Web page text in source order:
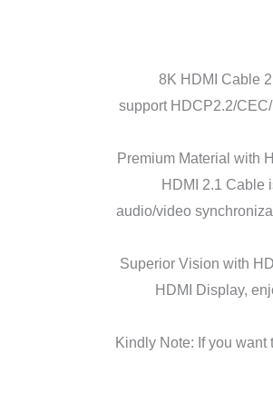
◆8K HDMI Cable
support HDCP2.2/
Premium Material with
HDMI 2.1 Cable
audio/video
Superior Vision with
HDMI Display,
Kindly Note: If you